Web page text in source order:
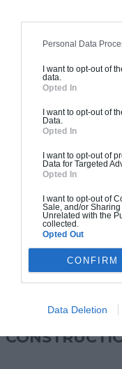
Personal Data
I want to opt-out of
data.
Opted In
I want to opt-out of
Data.
Opted In
I want to opt-out of
Data for Targeted
Opted In
I want to opt-out of
Sale, and/or
Unrelated with the
collected.
Opted Out
CONFIRM
Data Deletion
QUELLES
FISCALES À